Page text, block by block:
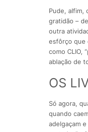
Pude, alfim,
gratidão –
outra
esfôrço que
como CLIO,
ablação de
OS
Só agora,
quando
adelgaçam